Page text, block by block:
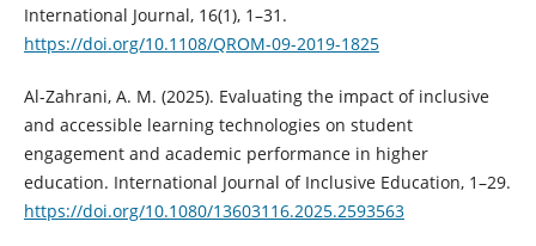
International Journal, 16(1), 1–31.
https://doi.org/10.1108/QROM-09-2019-1825
Al-Zahrani, A. M. (2025). Evaluating the impact of inclusive
and accessible learning technologies on student
engagement and academic performance in higher
education. International Journal of Inclusive Education, 1–29.
https://doi.org/10.1080/13603116.2025.2593563